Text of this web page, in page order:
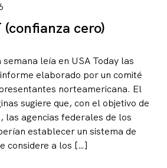
(confianza cero)
leía en USA Today las
elaborado por un comité
norteamericana. El
sugiere que, con el objetivo de
las agencias federales de los
establecer un sistema de
considere a los […]